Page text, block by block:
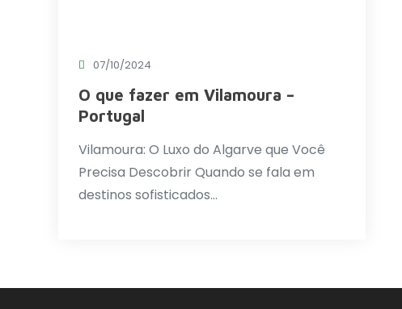
07/10/2024
O que fazer em Vilamoura –
Portugal
Vilamoura: O Luxo do Algarve que Você
Precisa Descobrir Quando se fala em
destinos sofisticados…